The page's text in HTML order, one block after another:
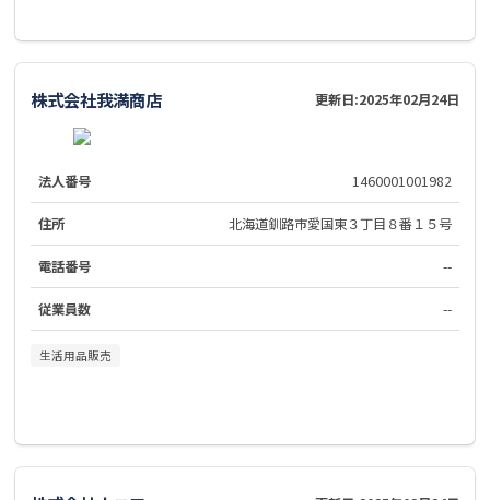
株式会社我満商店 更新日:2025年02月24日
法人番号 1460001001982
住所 北海道釧路市愛国東３丁目８番１５号
電話番号 --
従業員数 --
生活用品販売